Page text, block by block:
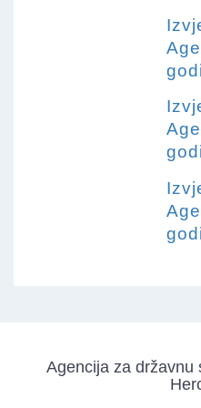
Agencija za državnu